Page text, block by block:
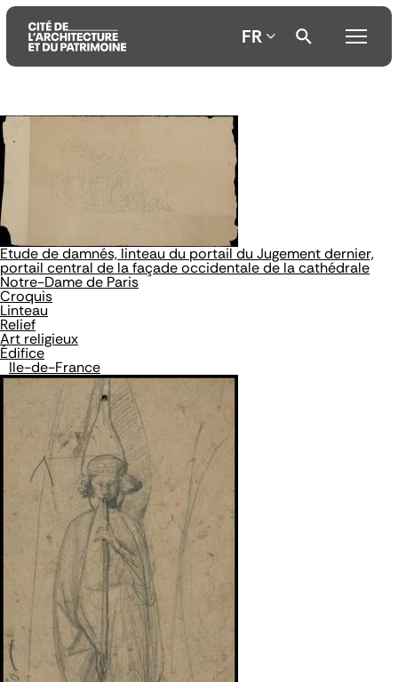
Aller
au
contenu
principal
Aller
au
menu
principal
Aller
à
la
recherche
FR
Etude de damnés, linteau du portail du Jugement dernier,
portail central de la façade occidentale de la cathédrale
Notre-Dame de Paris
Croquis
Linteau
Relief
Art religieux
Édifice
Ile-de-France